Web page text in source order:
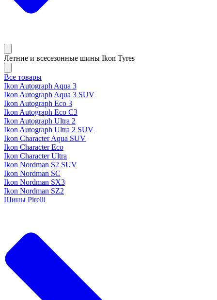
Летние и всесезонные шины Ikon Tyres
Все товары
Ikon Autograph Aqua 3
Ikon Autograph Aqua 3 SUV
Ikon Autograph Eco 3
Ikon Autograph Eco C3
Ikon Autograph Ultra 2
Ikon Autograph Ultra 2 SUV
Ikon Character Aqua SUV
Ikon Character Eco
Ikon Character Ultra
Ikon Nordman S2 SUV
Ikon Nordman SC
Ikon Nordman SX3
Ikon Nordman SZ2
Шины Pirelli